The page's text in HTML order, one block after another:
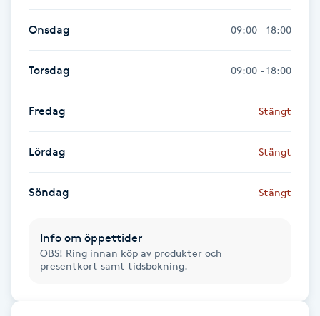
Idrottsmassage
IPL hårborttagning
IR-massage
Onsdag 09:00 - 18:00
Torsdag 09:00 - 18:00
Fredag Stängt
Lördag Stängt
Söndag Stängt
Info om öppettider
OBS! Ring innan köp av produkter och
presentkort samt tidsbokning.